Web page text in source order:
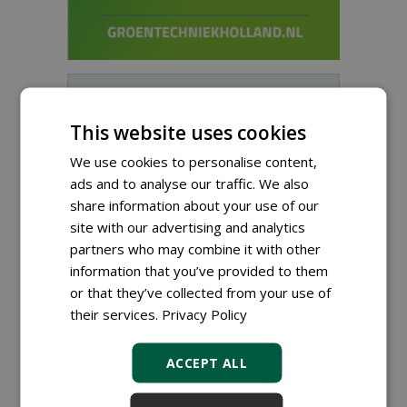
Proefveldmedewerker/
Chauffeur
landbouwmachines bij DSV
This website uses cookies
We use cookies to personalise content,
ads and to analyse our traffic. We also
share information about your use of our
site with our advertising and analytics
partners who may combine it with other
information that you’ve provided to them
or that they’ve collected from your use of
their services. Privacy Policy
ACCEPT ALL